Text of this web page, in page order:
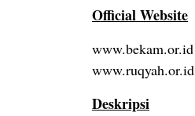
Official Website
www.bekam.or.id
www.ruqyah.or.id
Deskripsi